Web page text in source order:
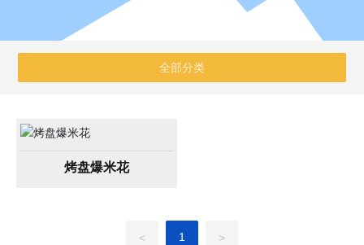
全部分类
烤盘爆米花
< 1 >